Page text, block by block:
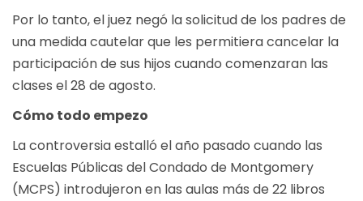
Por lo tanto, el juez negó la solicitud de los padres de
una medida cautelar que les permitiera cancelar la
participación de sus hijos cuando comenzaran las
clases el 28 de agosto.
Cómo todo empezo
La controversia estalló el año pasado cuando las
Escuelas Públicas del Condado de Montgomery
(MCPS) introdujeron en las aulas más de 22 libros